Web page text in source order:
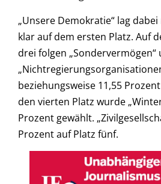
„Unsere Demokratie“ lag
klar auf dem ersten Platz. Auf
drei folgen „Sondervermögen“
beziehungsweise 11,55
den vierten Platz wurde
Prozent gewählt.
Prozent auf Platz fünf.